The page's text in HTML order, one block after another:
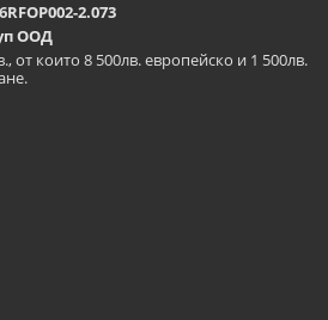
2.073
ООД
от които 8 500лв. европейско и 1 500лв.